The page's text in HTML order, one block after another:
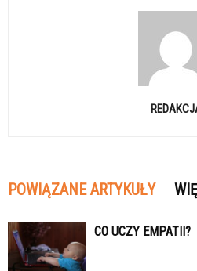
POWIĄZANE ARTYKUŁY
CO UCZY EMPATII?